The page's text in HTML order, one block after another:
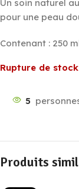
Un soin naturel
pour une peau
Contenant : 250
Rupture de stock
5
Produits